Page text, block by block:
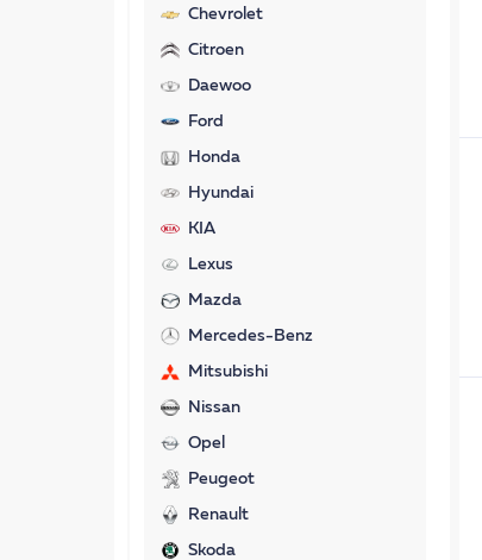
Chevrolet
Citroen
Daewoo
Ford
Honda
Hyundai
KIA
Lexus
Mazda
Mercedes-Benz
Mitsubishi
Nissan
Opel
Peugeot
Renault
Skoda